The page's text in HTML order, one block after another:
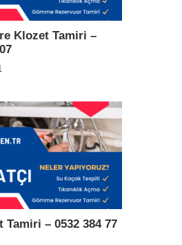
Klozet Tamiri –
– 0532 384 77